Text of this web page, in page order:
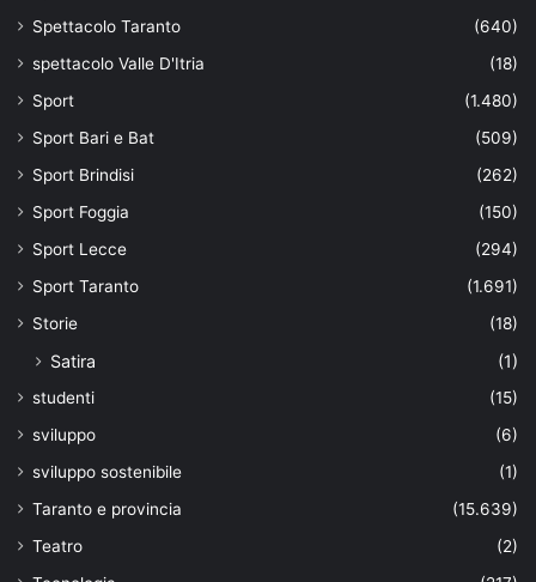
Spettacolo Taranto
(640)
spettacolo Valle D'Itria
(18)
Sport
(1.480)
Sport Bari e Bat
(509)
Sport Brindisi
(262)
Sport Foggia
(150)
Sport Lecce
(294)
Sport Taranto
(1.691)
Storie
(18)
Satira (1)
studenti
(15)
sviluppo
(6)
sviluppo sostenibile
(1)
Taranto e provincia
(15.639)
Teatro
(2)